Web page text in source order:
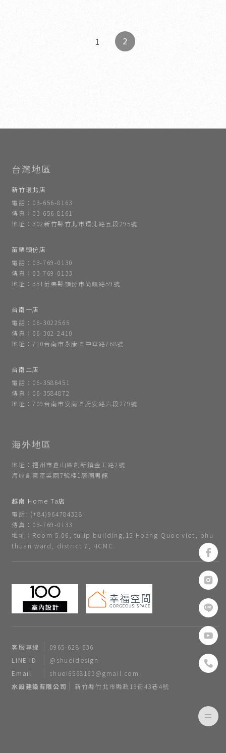
1 2
新竹環北店
電話：03-656-8163
傳真：03-656-8161
地址：302新竹縣竹北市環北路五段295號
苗栗頭份店
電話：03-769-0130
傳真：03-769-0133
地址：351苗栗縣頭份市尚順路59號
台南一店
電話：06-3022565
傳真：06-302-2410
地址：710台南市永康區中華路768號
台南二店
電話：06-3586451
傳真：06-3584872
地址：709台南市安南區府安路六段279號
地址：福州市倉山區創新鎮金工路2號
海峽創意產業園7號樓1層圖書館
越南 Home Ta店
電話: (+84)964784328
傳真：03-769-0133
地址：Room 5.06, tulip building,15 Hoang Quoc viet, phu
thuan ward, district 7, HCMC.
客服專線
0965-628-636
LINE ID
@shueidesign
Email
shuei6568163@gmail.com
水設建設有限公司
新竹縣竹北市縣政19街43巷4號